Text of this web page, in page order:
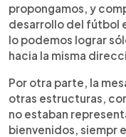
propongamos, y
desarrollo del fútbol
lo podemos lograr
hacia la misma
Por otra parte, la
otras estructuras,
no estaban
bienvenidos, siempr